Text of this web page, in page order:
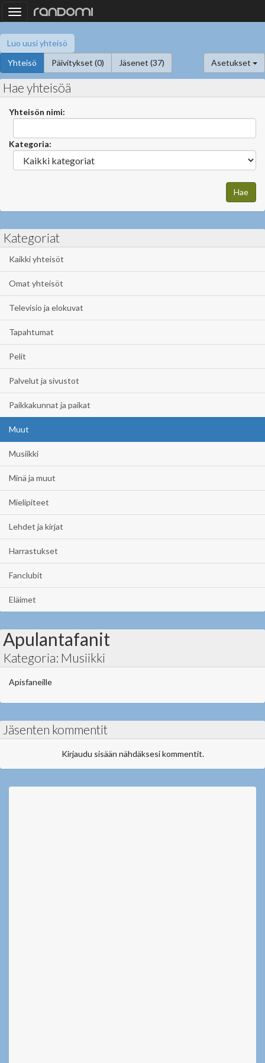
Toggle
navigation
Luo uusi yhteisö
Yhteisö
Päivitykset (0) Jäsenet (37) Asetukset
Hae yhteisöä
Yhteisön nimi:
Kategoria:
Kategoriat
Kaikki yhteisöt
Omat yhteisöt
Televisio ja elokuvat
Tapahtumat
Pelit
Palvelut ja sivustot
Paikkakunnat ja paikat
Muut
Musiikki
Minä ja muut
Mielipiteet
Lehdet ja kirjat
Harrastukset
Fanclubit
Eläimet
Apulantafanit
Kategoria: Musiikki
Apisfaneille
Jäsenten kommentit
Kirjaudu sisään nähdäksesi kommentit.